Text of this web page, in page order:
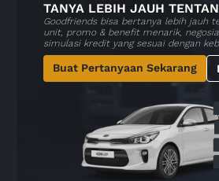
TANYA LEBIH JAUH
Goodfriends bisa bertanya lebih jauh
unit, promo & benefit menarik,
simulasi kredit yang sesuai dengan
Buat Pertanyaan Sekarang